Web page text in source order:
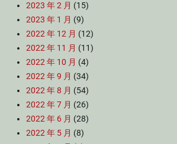
2023 年 2 月 (15)
2023 年 1 月 (9)
2022 年 12 月 (12)
2022 年 11 月 (11)
2022 年 10 月 (4)
2022 年 9 月 (34)
2022 年 8 月 (54)
2022 年 7 月 (26)
2022 年 6 月 (28)
2022 年 5 月 (8)